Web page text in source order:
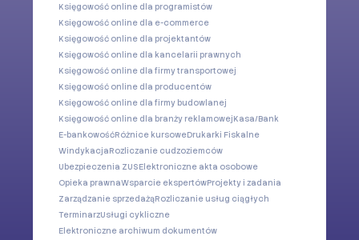
Księgowość online dla programistów
Księgowość online dla e-commerce
Księgowość online dla projektantów
Księgowość online dla kancelarii prawnych
Księgowość online dla firmy transportowej
Księgowość online dla producentów
Księgowość online dla firmy budowlanej
Księgowość online dla branży reklamowejKasa/Bank
E-bankowośćRóżnice kursoweDrukarki Fiskalne
WindykacjaRozliczanie cudzoziemców
Ubezpieczenia ZUSElektroniczne akta osobowe
Opieka prawnaWsparcie ekspertówProjekty i zadania
Zarządzanie sprzedażąRozliczanie usług ciągłych
TerminarzUsługi cykliczne
Elektroniczne archiwum dokumentów